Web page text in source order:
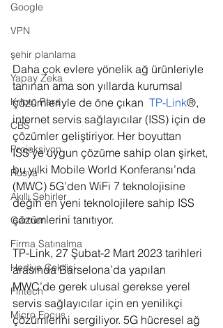
Google
VPN
şehir planlama
Yapay Zeka
Kripto Para
CBS
Projeksiyon
Rusya
Akıllı Şehirler
Gartner
Firma Satınalma
Hediye Çekilişi
Fintech
Micro Focus
Daha çok evlere yönelik ağ ürünleriyle
tanınan ama son yıllarda kurumsal
çözümleriyle de öne çıkan TP-Link®,
internet servis sağlayıcılar (ISS) için de
çözümler geliştiriyor. Her boyuttan
ISS’ye uygun çözüme sahip olan şirket,
bu yılki Mobile World Konferansı’nda
(MWC) 5G’den WiFi 7 teknolojisine
değin en yeni teknolojilere sahip ISS
çözümlerini tanıtıyor.
TP-Link, 27 Şubat-2 Mart 2023 tarihleri
arasında Barselona’da yapılan
MWC’de gerek ulusal gerekse yerel
servis sağlayıcılar için en yenilikçi
çözümlerini sergiliyor. 5G hücresel ağ